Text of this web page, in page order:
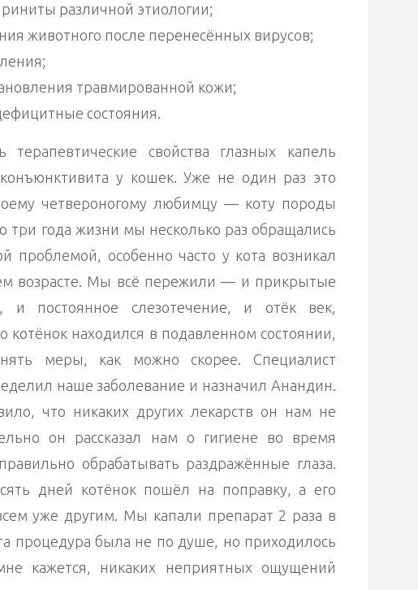
различной этиологии;
животного после перенесённых вирусов;
травмированной кожи;
состояния.
терапевтические свойства глазных капель
у кошек. Уже не один раз это
четвероногому любимцу — коту породы
три года жизни мы несколько раз обращались
проблемой, особенно часто у кота возникал
возрасте. Мы всё пережили — и прикрытые
и постоянное слезотечение, и отёк век,
котёнок находился в подавленном состоянии,
меры, как можно скорее. Специалист
наше заболевание и назначил Анандин.
что никаких других лекарств он нам не
он рассказал нам о гигиене во время
обрабатывать раздражённые глаза.
дней котёнок пошёл на поправку, а его
уже другим. Мы капали препарат 2 раза в
процедура была не по душе, но приходилось
кажется, никаких неприятных ощущений